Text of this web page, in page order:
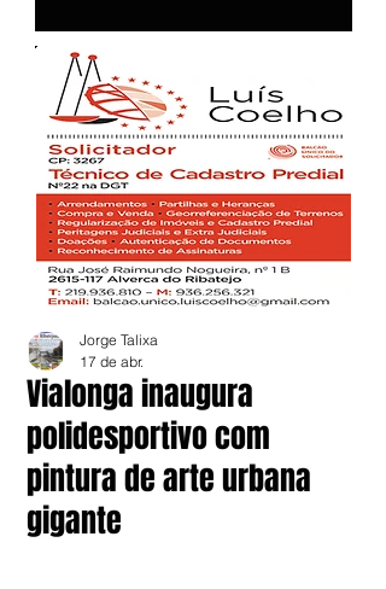
Vialonga inaugura
polidesportivo com
pintura de arte urbana
gigante
Jorge Talixa
17 de abr.